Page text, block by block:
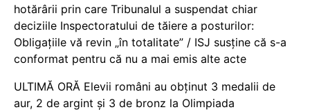
hotărârii prin care Tribunalul a suspendat chiar
deciziile Inspectoratului de tăiere a posturilor:
Obligațiile vă revin „în totalitate” / ISJ susține că s-a
conformat pentru că nu a mai emis alte acte
ULTIMĂ ORĂ Elevii români au obținut 3 medalii de
aur, 2 de argint și 3 de bronz la Olimpiada